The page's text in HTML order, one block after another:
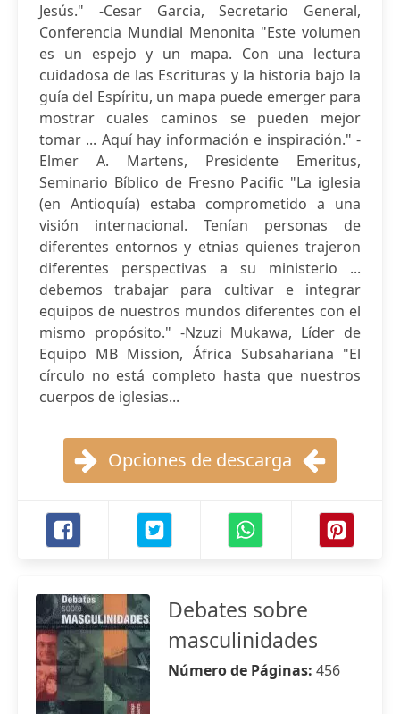
Jesús." -Cesar Garcia, Secretario General,
Conferencia Mundial Menonita "Este volumen
es un espejo y un mapa. Con una lectura
cuidadosa de las Escrituras y la historia bajo la
guía del Espíritu, un mapa puede emerger para
mostrar cuales caminos se pueden mejor
tomar ... Aquí hay información e inspiración." -
Elmer A. Martens, Presidente Emeritus,
Seminario Bíblico de Fresno Pacific "La iglesia
(en Antioquía) estaba comprometido a una
visión internacional. Tenían personas de
diferentes entornos y etnias quienes trajeron
diferentes perspectivas a su ministerio ...
debemos trabajar para cultivar e integrar
equipos de nuestros mundos diferentes con el
mismo propósito." -Nzuzi Mukawa, Líder de
Equipo MB Mission, África Subsahariana "El
círculo no está completo hasta que nuestros
cuerpos de iglesias...
Opciones de descarga
Debates sobre
masculinidades
Número de Páginas: 456